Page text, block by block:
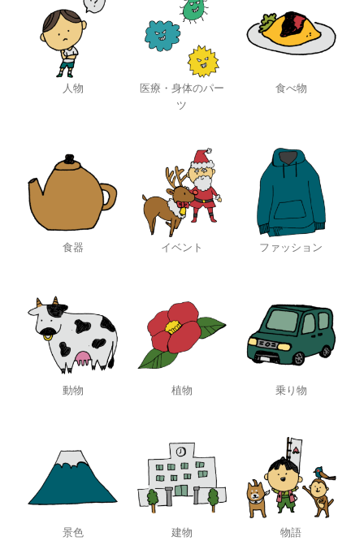
人物
医療・身体のパー
ツ
食べ物
食器 イベント ファッション
動物 植物 乗り物
景色 建物 物語